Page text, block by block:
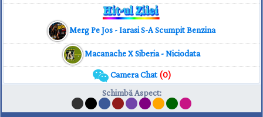
Merg Pe Jos - Iarasi S-A Scumpit Benzina
Macanache X Siberia - Niciodata
Camera Chat(0)
Schimbă Aspect: